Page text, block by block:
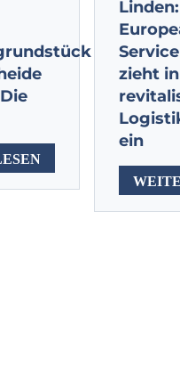
Linden:
zieht in
ein